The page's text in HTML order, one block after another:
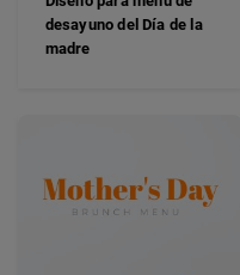
desayuno del Día de la
madre